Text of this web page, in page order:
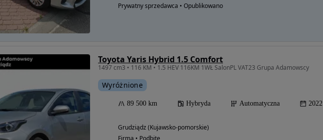
Prywatny sprzedawca • Opublikowano
Toyota Yaris Hybrid 1.5 Comfort
1497 cm3 • 116 KM • 1.5 HEV 116KM 1WŁ SalonPL VAT23 Grupa Adamowscy
Wyróżnione
89 500 km Hybryda Automatyczna 2022
Grudziądz (Kujawsko-pomorskie)
Firma • Podbite